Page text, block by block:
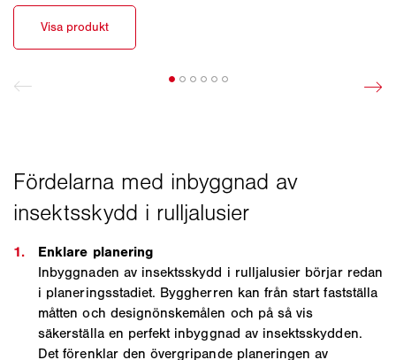
Inbyggnaden av insektsskydd i rulljalusier börjar redan
i planeringsstadiet. Byggherren kan från start fastställa
måtten och designönskemålen och på så vis
säkerställa en perfekt inbyggnad av insektsskydden.
Det förenklar den övergripande planeringen av